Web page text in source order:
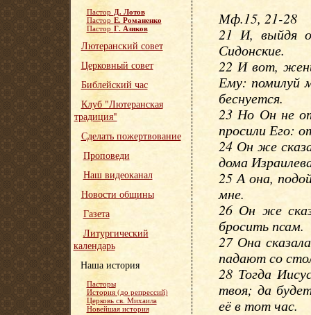
Мф.15, 21-28
21 И, выйдя
Сидонские.
22 И вот,
Ему: помилуй
беснуется.
23 Но Он не
просили Его:
24 Он же
дома
25 А она,
мне.
26 Он же
бросить псам.
27 Она
падают со
28 Тогда
твоя; да
её в тот час.
Пастор Д. Лотов
Пастор Е. Романенко
Пастор Г. Азиков
Лютеранский совет
Церковный совет
Библейский час
Клуб "Лютеранская
традиция"
Сделать пожертвование
Проповеди
Наш видеоканал
Новости общины
Газета
Литургический
календарь
Наша история
Пасторы
История (до репрессий)
Церковь св. Михаила
Новейшая история